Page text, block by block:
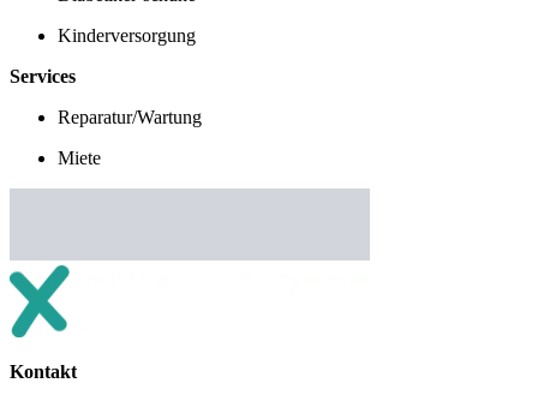
Kinderversorgung
Services
Reparatur/Wartung
Miete
Kontakt